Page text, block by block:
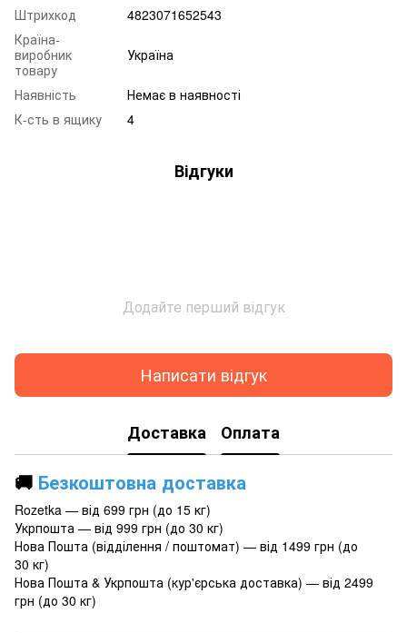
Штрихкод
4823071652543
Країна-
виробник
товару
Україна
Наявність
Немає в наявності
К-сть в ящику
4
Відгуки
Додайте перший відгук
Написати відгук
Доставка Оплата
🚚 Безкоштовна доставка
Rozetka — від 699 грн (до 15 кг)
Укрпошта — від 999 грн (до 30 кг)
Нова Пошта (відділення / поштомат) — від 1499 грн (до
30 кг)
Нова Пошта & Укрпошта (кур'єрська доставка) — від 2499
грн (до 30 кг)